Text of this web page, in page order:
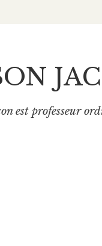
est professeur